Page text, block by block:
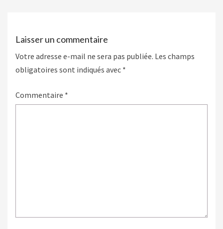
Laisser un commentaire
Votre adresse e-mail ne sera pas publiée. Les champs
obligatoires sont indiqués avec *
Commentaire *